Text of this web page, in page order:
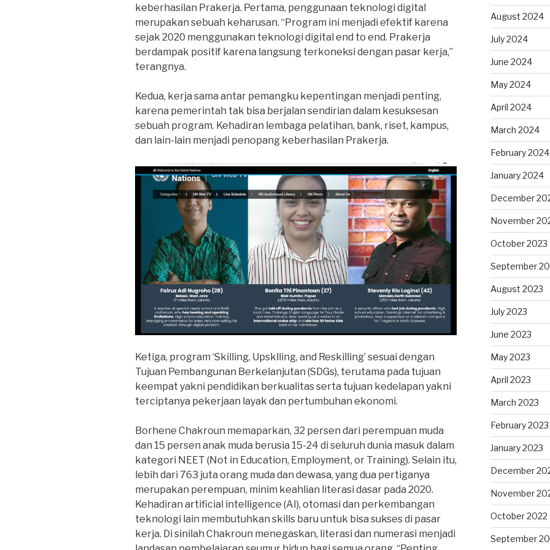
keberhasilan Prakerja. Pertama, penggunaan teknologi digital
merupakan sebuah keharusan. “Program ini menjadi efektif karena
sejak 2020 menggunakan teknologi digital end to end. Prakerja
berdampak positif karena langsung terkoneksi dengan pasar kerja,”
terangnya.
Kedua, kerja sama antar pemangku kepentingan menjadi penting,
karena pemerintah tak bisa berjalan sendirian dalam kesuksesan
sebuah program. Kehadiran lembaga pelatihan, bank, riset, kampus,
dan lain-lain menjadi penopang keberhasilan Prakerja.
Ketiga, program ‘Skilling, Upsklling, and Reskilling’ sesuai dengan
Tujuan Pembangunan Berkelanjutan (SDGs), terutama pada tujuan
keempat yakni pendidikan berkualitas serta tujuan kedelapan yakni
terciptanya pekerjaan layak dan pertumbuhan ekonomi.
Borhene Chakroun memaparkan, 32 persen dari perempuan muda
dan 15 persen anak muda berusia 15-24 di seluruh dunia masuk dalam
kategori NEET (Not in Education, Employment, or Training). Selain itu,
lebih dari 763 juta orang muda dan dewasa, yang dua pertiganya
merupakan perempuan, minim keahlian literasi dasar pada 2020.
Kehadiran artificial intelligence (AI), otomasi dan perkembangan
teknologi lain membutuhkan skills baru untuk bisa sukses di pasar
kerja. Di sinilah Chakroun menegaskan, literasi dan numerasi menjadi
August 2024
July 2024
June 2024
May 2024
April 2024
March 2024
February 2024
January 2024
December
November
October 2023
September
August 2023
July 2023
June 2023
May 2023
April 2023
March 2023
February 2023
January 2023
December
November
October 2022
September